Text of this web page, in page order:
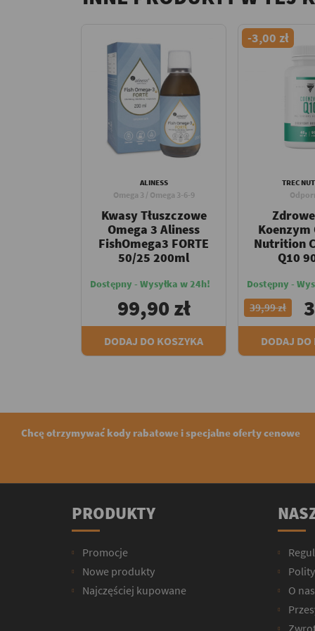
ALINESS
Omega 3 / Omega 3-6-9
Kwasy Tłuszczowe
Omega 3 Aliness
FishOmega3 FORTE
50/25 200ml
Dostępny - Wysyłka w 24h!
99,90 zł
DODAJ DO KOSZYKA
-3,00 zł
TREC
Koenzym
Nutrition
Q10
Dostępny -
39,99 zł
DODAJ DO
Chcę otrzymywać kody rabatowe i specjalne oferty cenowe
PRODUKTY
Promocje
Nowe produkty
Najczęściej kupowane
O nas